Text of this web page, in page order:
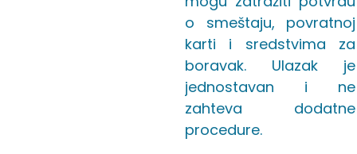
o smeštaju, povratnoj
karti i sredstvima za
boravak. Ulazak je
jednostavan i ne
zahteva dodatne
procedure.